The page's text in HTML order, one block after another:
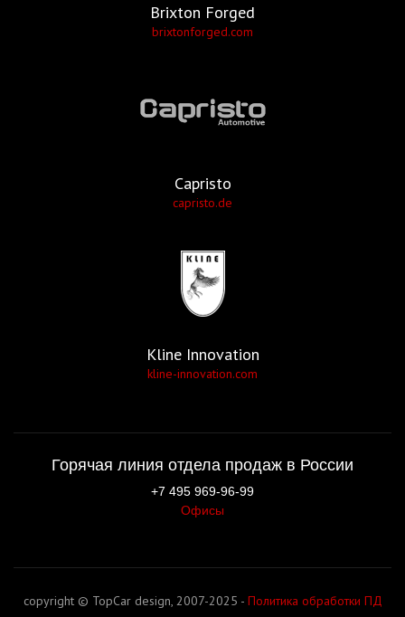
Brixton Forged
brixtonforged.com
Capristo
capristo.de
Kline Innovation
kline-innovation.com
Горячая линия отдела продаж в России
+7 495 969-96-99
Офисы
copyright © TopCar design, 2007-2025 - Политика обработки ПД